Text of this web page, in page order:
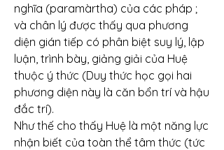
nghĩa (paramàrtha) của các pháp ;
và chân lý được thấy qua phương
diện gián tiếp có phân biệt suy lý, lập
luận, trình bày, giảng giải của Huệ
thuộc ý thức (Duy thức học gọi hai
phương diện này là căn bổn trí và hậu
đắc trí).
Như thế cho thấy Huệ là một năng lực
nhận biết của toàn thể tâm thức (tức